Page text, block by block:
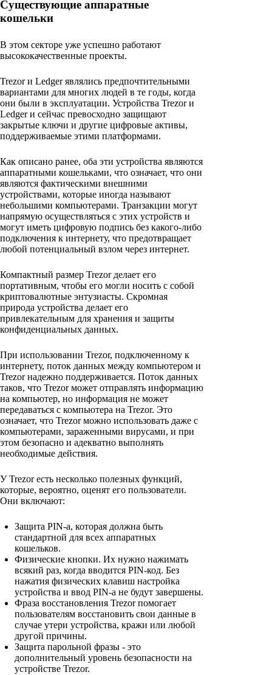
Существующие аппаратные
кошельки
В этом секторе уже успешно работают
высококачественные проекты.
Trezor и Ledger являлись предпочтительными
вариантами для многих людей в те годы, когда
они были в эксплуатации. Устройства Trezor и
Ledger и сейчас превосходно защищают
закрытые ключи и другие цифровые активы,
поддерживаемые этими платформами.
Как описано ранее, оба эти устройства являются
аппаратными кошельками, что означает, что они
являются фактическими внешними
устройствами, которые иногда называют
небольшими компьютерами. Транзакции могут
напрямую осуществляться с этих устройств и
могут иметь цифровую подпись без какого-либо
подключения к интернету, что предотвращает
любой потенциальный взлом через интернет.
Компактный размер Trezor делает его
портативным, чтобы его могли носить с собой
криптовалютные энтузиасты. Скромная
природа устройства делает его
привлекательным для хранения и защиты
конфиденциальных данных.
При использовании Trezor, подключенному к
интернету, поток данных между компьютером и
Trezor надежно поддерживается. Поток данных
таков, что Trezor может отправлять информацию
на компьютер, но информация не может
передаваться с компьютера на Trezor. Это
означает, что Trezor можно использовать даже с
компьютерами, зараженными вирусами, и при
этом безопасно и адекватно выполнять
необходимые действия.
У Trezor есть несколько полезных функций,
которые, вероятно, оценят его пользователи.
Они включают:
Защита PIN-a, которая должна быть
стандартной для всех аппаратных
кошельков.
Физические кнопки. Их нужно нажимать
всякий раз, когда вводится PIN-код. Без
нажатия физических клавиш настройка
устройства и ввод PIN-а не будут завершены.
Фраза восстановления Trezor помогает
пользователям восстановить свои данные в
случае утери устройства, кражи или любой
другой причины.
Защита парольной фразы - это
дополнительный уровень безопасности на
устройстве Trezor.